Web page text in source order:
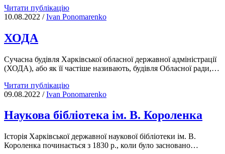
Читати публікаціюАзовсько-
Донський
10.08.2022 /Іvan Ponomarenko
ХОДА
Сучасна будівля Харківської обласної державної адміністрації
(ХОДА), або як її частіше називають, будівля Обласної ради,…
Читати публікаціюХОДА
09.08.2022 /Іvan Ponomarenko
Наукова бібліотека ім. В. Короленка
Історія Харківської державної наукової бібліотеки ім. В.
Короленка починається з 1830 р., коли було засновано…